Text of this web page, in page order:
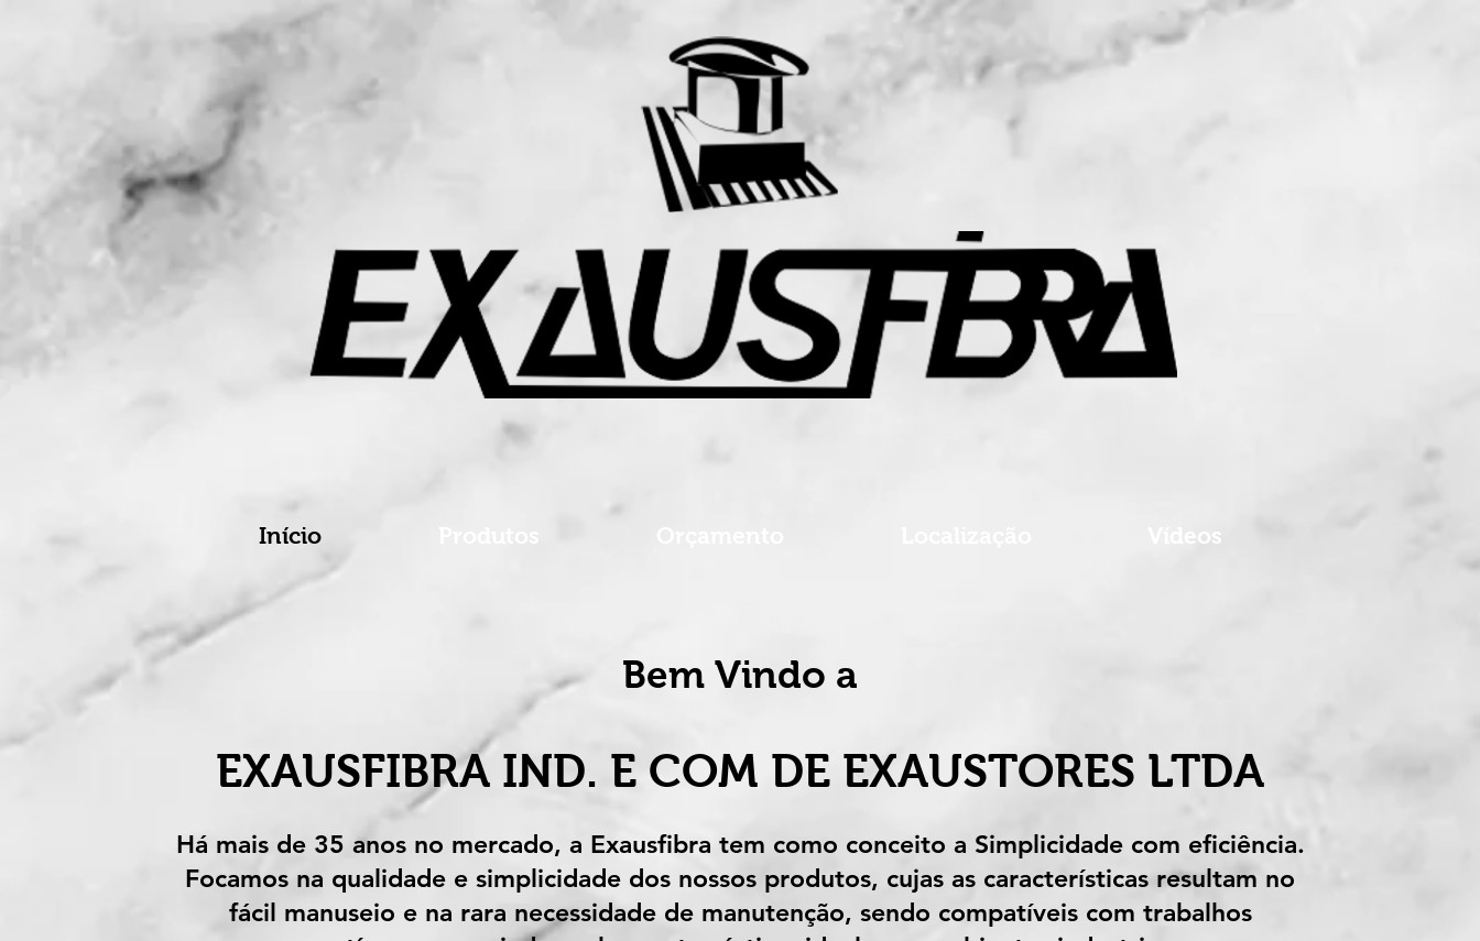
Bem Vindo a
EXAUSFIBRA IND. E COM DE EXAUSTORES LTDA
Há mais de 35 anos no mercado, a Exausfibra tem como conceito a Simplicidade com eficiência.
Focamos na qualidade e simplicidade dos nossos produtos, cujas as características resultam no
fácil manuseio e na rara necessidade de manutenção, sendo compatíveis com trabalhos
Início Vídeos